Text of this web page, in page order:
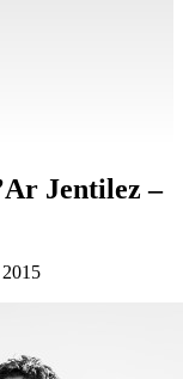
Jentilez –